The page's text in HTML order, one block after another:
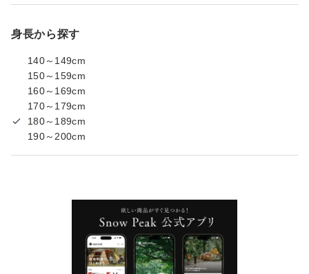
身長から探す
140～149cm
150～159cm
160～169cm
170～179cm
180～189cm
190～200cm